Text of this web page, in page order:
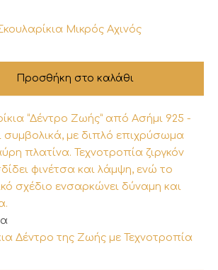
Μικρός Αχινός
Προσθήκη στο καλάθι
Δέντρο της Ζωής με Τεχνοτροπία